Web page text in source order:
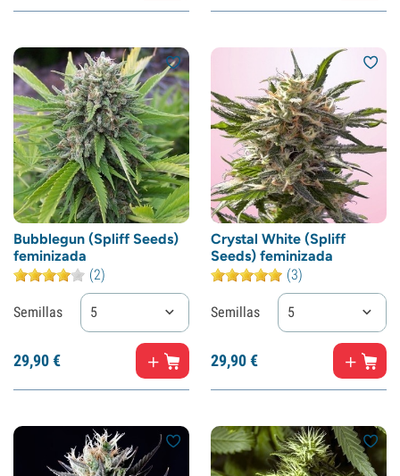
Bubblegun (Spliff Seeds)
feminizada
(2)
Semillas 5
29,90€
Crystal White (Spliff
Seeds) feminizada
(3)
Semillas 5
29,90€